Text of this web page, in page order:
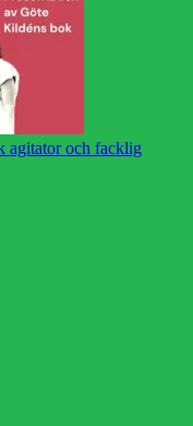
agitator och facklig